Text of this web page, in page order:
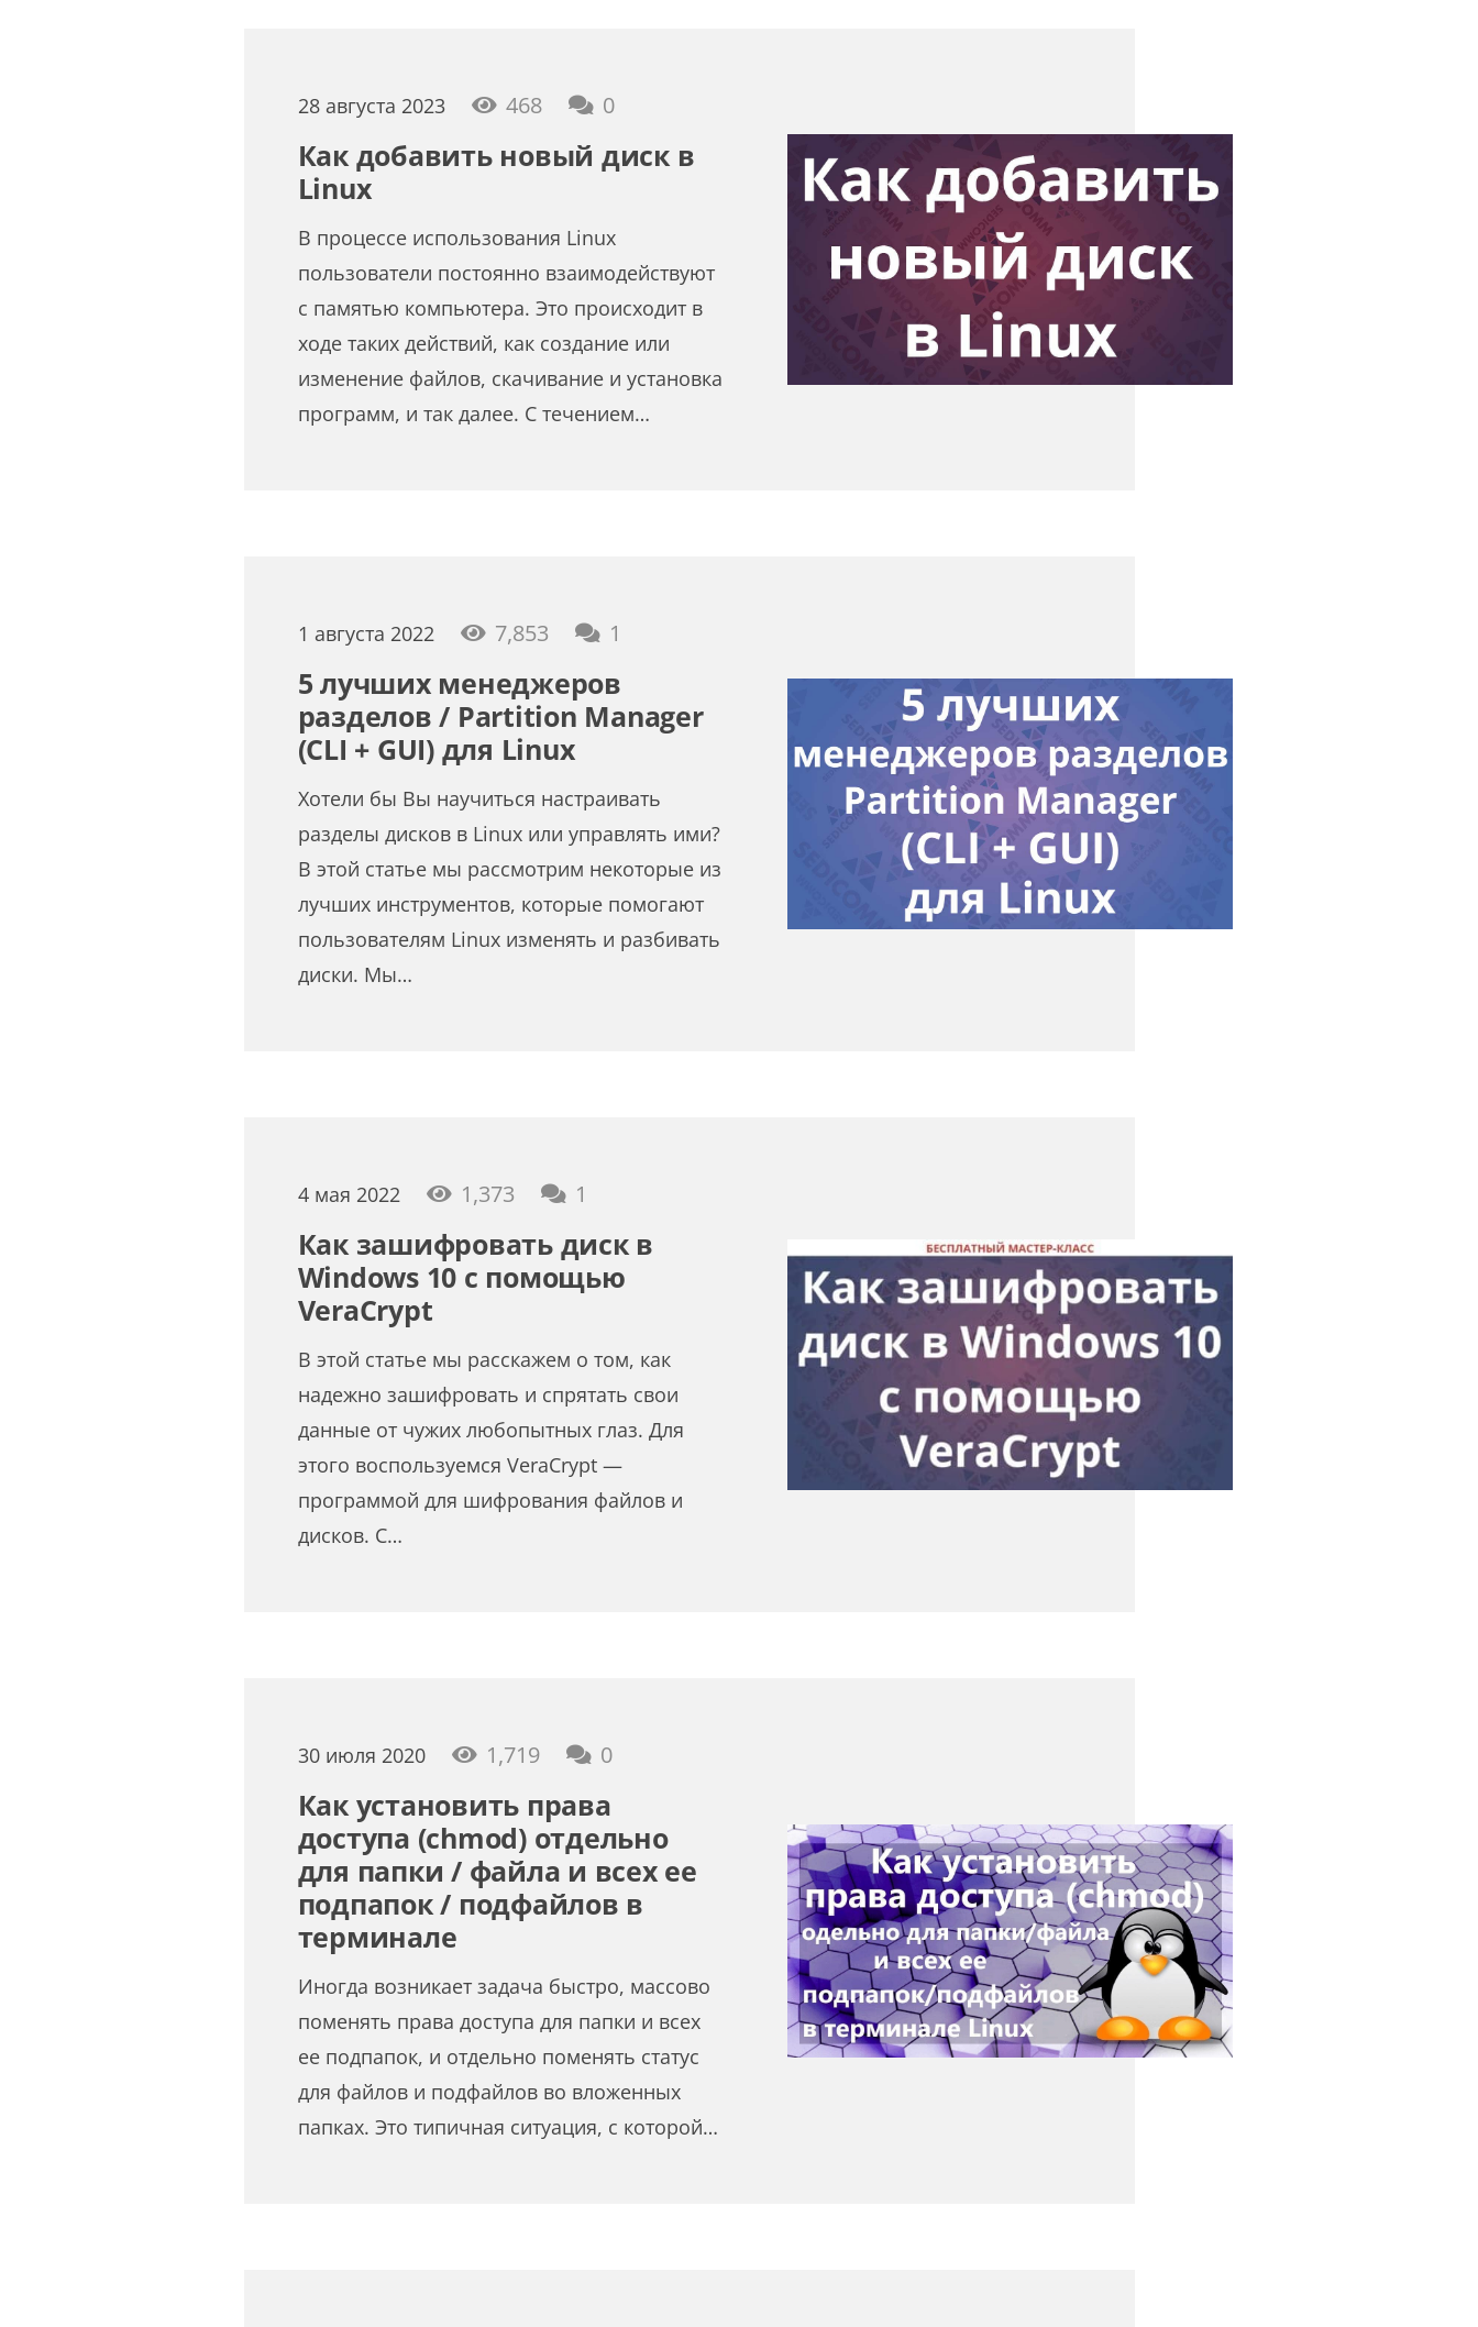
28 августа 2023 468 0
Как добавить новый диск в
Linux
В процессе использования Linux
пользователи постоянно взаимодействуют
с памятью компьютера. Это происходит в
ходе таких действий, как создание или
изменение файлов, скачивание и установка
программ, и так далее. С течением…
1 августа 2022 7,853 1
5 лучших менеджеров
разделов / Partition Manager
(CLI + GUI) для Linux
Хотели бы Вы научиться настраивать
разделы дисков в Linux или управлять ими?
В этой статье мы рассмотрим некоторые из
лучших инструментов, которые помогают
пользователям Linux изменять и разбивать
диски. Мы…
4 мая 2022 1,373 1
Как зашифровать диск в
Windows 10 с помощью
VeraCrypt
В этой статье мы расскажем о том, как
надежно зашифровать и спрятать свои
данные от чужих любопытных глаз. Для
этого воспользуемся VeraCrypt —
программой для шифрования файлов и
дисков. С…
30 июля 2020 1,719 0
Как установить права
доступа (chmod) отдельно
для папки / файла и всех ее
подпапок / подфайлов в
терминале
Иногда возникает задача быстро, массово
поменять права доступа для папки и всех
ее подпапок, и отдельно поменять статус
для файлов и подфайлов во вложенных
папках. Это типичная ситуация, с которой…